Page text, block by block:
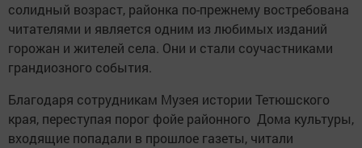
солидный возраст, районка по-прежнему востребована
читателями и является одним из любимых изданий
горожан и жителей села. Они и стали соучастниками
грандиозного события.
Благодаря сотрудникам Музея истории Тетюшского
края, переступая порог фойе районного Дома культуры,
входящие попадали в прошлое газеты, читали